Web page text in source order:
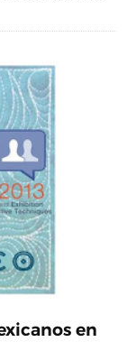
en